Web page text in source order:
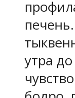
утра